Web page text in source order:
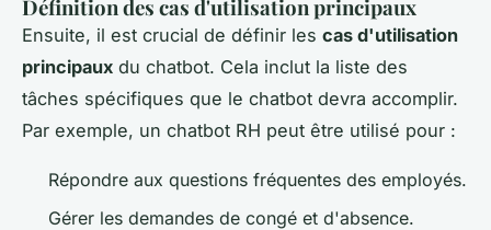
Définition des cas d'utilisation principaux
Ensuite, il est crucial de définir les cas d'utilisation
principaux du chatbot. Cela inclut la liste des
tâches spécifiques que le chatbot devra accomplir.
Par exemple, un chatbot RH peut être utilisé pour :
Répondre aux questions fréquentes des employés.
Gérer les demandes de congé et d'absence.